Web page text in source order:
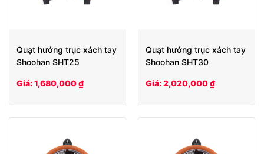
Quạt hướng trục xách tay
Shoohan SHT25
Giá: 1,680,000 ₫
Quạt hướng trục xách tay
Shoohan SHT30
Giá: 2,020,000 ₫